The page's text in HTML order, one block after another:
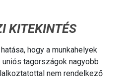
KITEKINTÉS
hogy a munkahelyek
tagországok nagyobb
nem rendelkező